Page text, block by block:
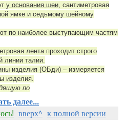
у основания шеи, сантиметровая
ямке и седьмому шейному
по наиболее выступающим частям
лента проходит строго
линии талии.
изделия (ОБди) – измеряется
изделия.
по
далее...
вверх^ к полной версии